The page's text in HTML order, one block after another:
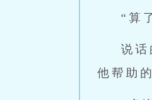
“算
说
他帮助